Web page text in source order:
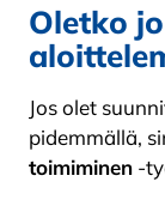
Oletko
Jos olet
pidemmällä,
toimiminen -